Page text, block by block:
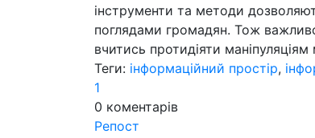
інструменти та методи
поглядами громадян. Тож
вчитись протидіяти маніпуляціям
Теги: інформаційний простір,
1
0 коментарів
Репост